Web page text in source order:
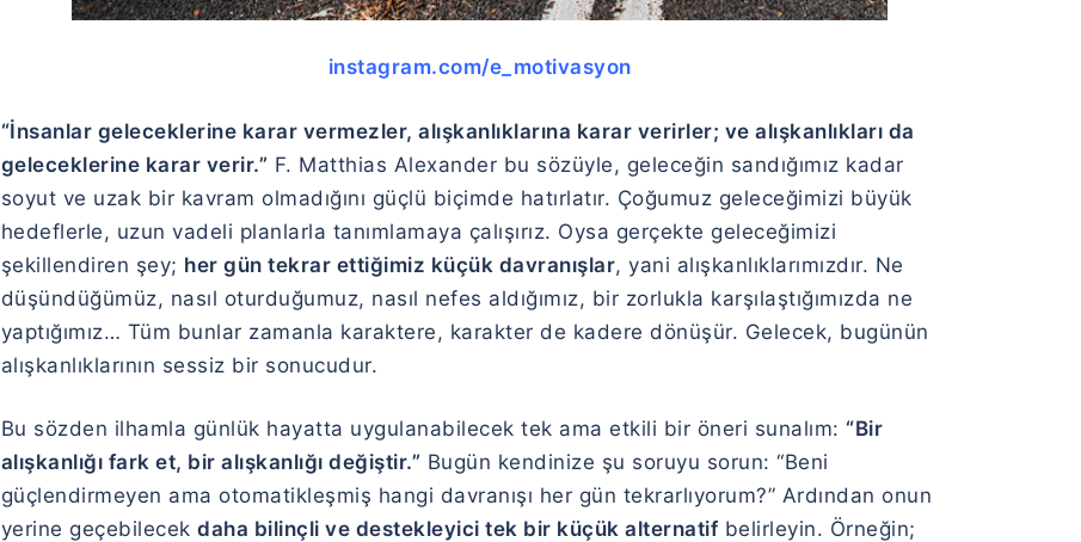
instagram.com/e_motivasyon
“İnsanlar geleceklerine karar vermezler, alışkanlıklarına karar verirler; ve alışkanlıkları da
geleceklerine karar verir.” F. Matthias Alexander bu sözüyle, geleceğin sandığımız kadar
soyut ve uzak bir kavram olmadığını güçlü biçimde hatırlatır. Çoğumuz geleceğimizi büyük
hedeflerle, uzun vadeli planlarla tanımlamaya çalışırız. Oysa gerçekte geleceğimizi
şekillendiren şey; her gün tekrar ettiğimiz küçük davranışlar, yani alışkanlıklarımızdır. Ne
düşündüğümüz, nasıl oturduğumuz, nasıl nefes aldığımız, bir zorlukla karşılaştığımızda ne
yaptığımız… Tüm bunlar zamanla karaktere, karakter de kadere dönüşür. Gelecek, bugünün
alışkanlıklarının sessiz bir sonucudur.
Bu sözden ilhamla günlük hayatta uygulanabilecek tek ama etkili bir öneri sunalım: “Bir
alışkanlığı fark et, bir alışkanlığı değiştir.” Bugün kendinize şu soruyu sorun: “Beni
güçlendirmeyen ama otomatikleşmiş hangi davranışı her gün tekrarlıyorum?” Ardından onun
yerine geçebilecek daha bilinçli ve destekleyici tek bir küçük alternatifbelirleyin. Örneğin;